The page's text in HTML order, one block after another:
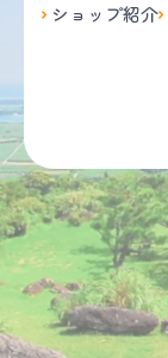
ショップ紹介